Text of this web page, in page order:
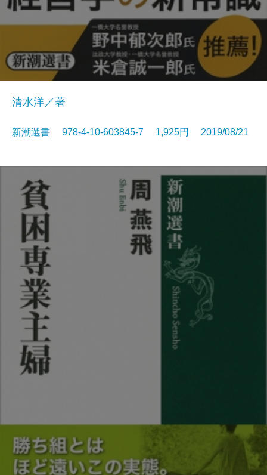
清水洋／著
新潮選書 978-4-10-603845-7 1,925円 2019/08/21